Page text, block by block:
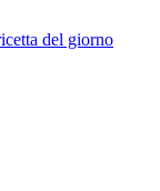
del giorno